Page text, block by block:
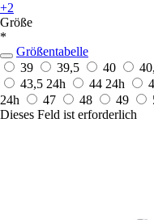
+2
Größe
*
Größentabelle
39
39,5 40
43,5 24h 44 24h
24h
47 48 49
Dieses Feld ist erforderlich